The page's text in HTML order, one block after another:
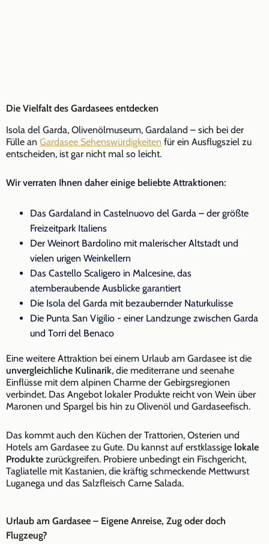
Die Vielfalt des Gardasees entdecken
Isola del Garda, Olivenölmuseum, Gardaland – sich bei der
Fülle an Gardasee Sehenswürdigkeiten für ein Ausflugsziel zu
entscheiden, ist gar nicht mal so leicht.
Wir verraten Ihnen daher einige beliebte Attraktionen:
Das Gardaland in Castelnuovo del Garda – der größte
Freizeitpark Italiens
Der Weinort Bardolino mit malerischer Altstadt und
vielen urigen Weinkellern
Das Castello Scaligero in Malcesine, das
atemberaubende Ausblicke garantiert
Die Isola del Garda mit bezaubernder Naturkulisse
Die Punta San Vigilio - einer Landzunge zwischen Garda
und Torri del Benaco
Eine weitere Attraktion bei einem Urlaub am Gardasee ist die
unvergleichliche Kulinarik, die mediterrane und seenahe
Einflüsse mit dem alpinen Charme der Gebirgsregionen
verbindet. Das Angebot lokaler Produkte reicht von Wein über
Maronen und Spargel bis hin zu Olivenöl und Gardaseefisch.
Das kommt auch den Küchen der Trattorien, Osterien und
Hotels am Gardasee zu Gute. Du kannst auf erstklassige lokale
Produkte zurückgreifen. Probiere unbedingt ein Fischgericht,
Tagliatelle mit Kastanien, die kräftig schmeckende Mettwurst
Luganega und das Salzfleisch Carne Salada.
Urlaub am Gardasee – Eigene Anreise, Zug oder doch
Flugzeug?